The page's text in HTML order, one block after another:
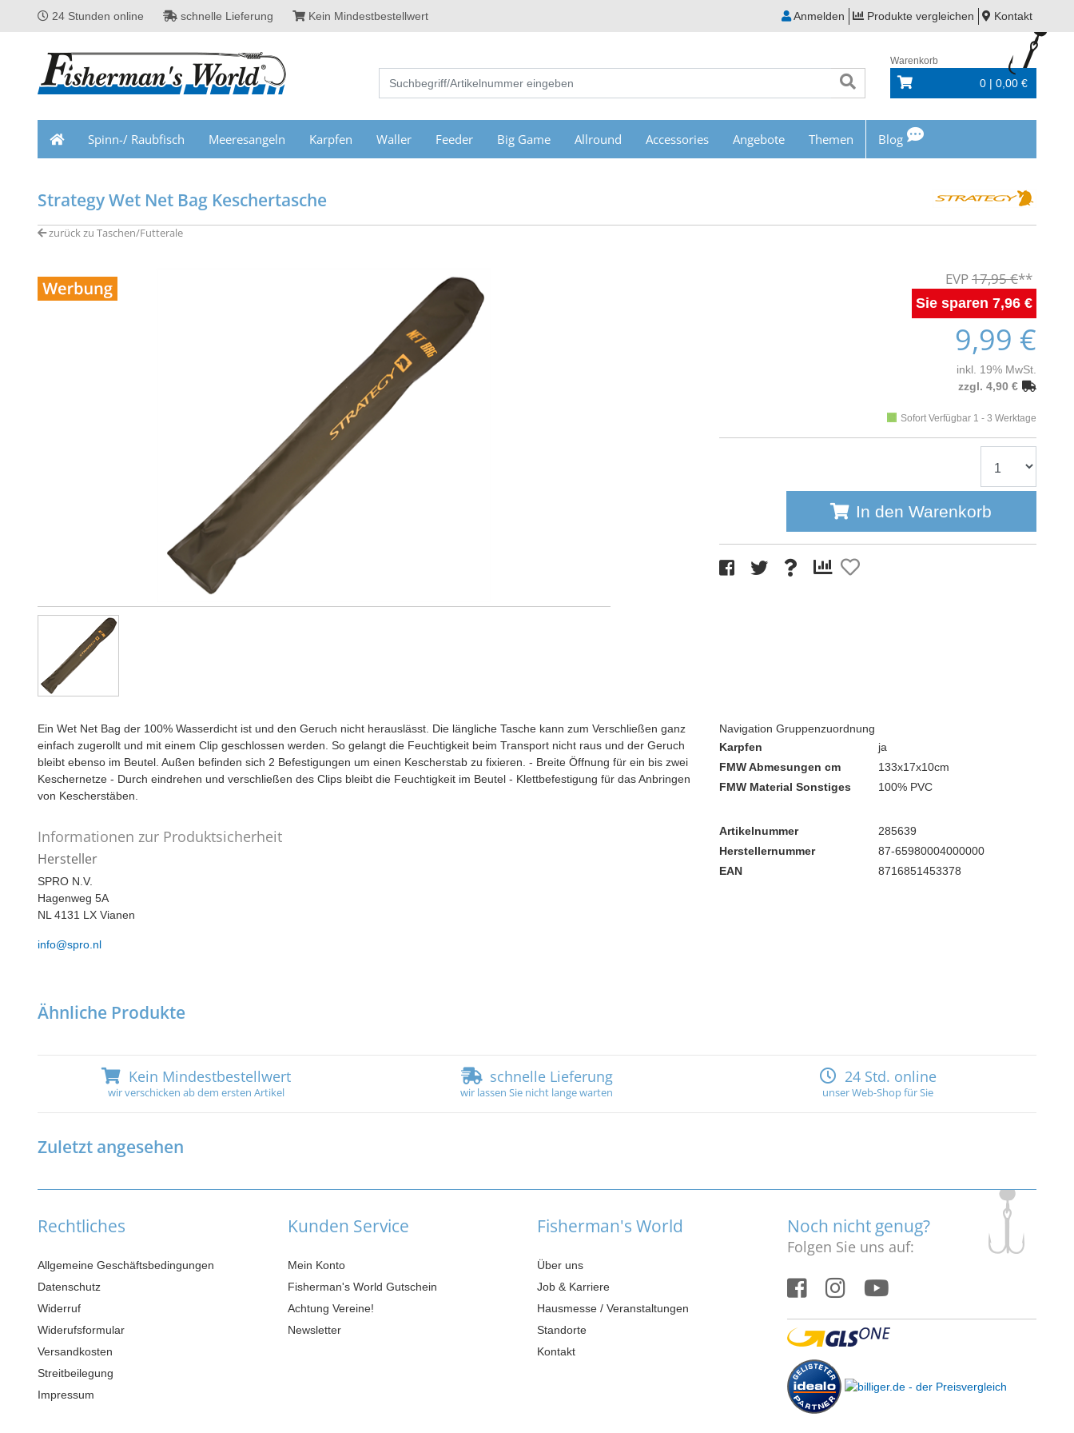
24 Stunden online schnelle Lieferung Kein Mindestbestellwert Anmelden Produkte vergleichen Kontakt
Warenkorb
0 | 0,00 €
Spinn-/ Raubfisch Meeresangeln Karpfen Waller Feeder Big Game Allround Accessories Angebote Themen Blog
Strategy Wet Net Bag Keschertasche
zurück zu Taschen/Futterale
17,95 €
7,96 €
9,99 €
inkl. 19% MwSt.
zzgl. 4,90 €
Sofort Verfügbar 1 - 3 Werktage
In den Warenkorb
Ein Wet Net Bag der 100% Wasserdicht ist und den Geruch nicht herauslässt. Die längliche Tasche kann zum Verschließen ganz
einfach zugerollt und mit einem Clip geschlossen werden. So gelangt die Feuchtigkeit beim Transport nicht raus und der Geruch
bleibt ebenso im Beutel. Außen befinden sich 2 Befestigungen um einen Kescherstab zu fixieren. - Breite Öffnung für ein bis zwei
Keschernetze - Durch eindrehen und verschließen des Clips bleibt die Feuchtigkeit im Beutel - Klettbefestigung für das Anbringen
von Kescherstäben.
Informationen zur Produktsicherheit
Hersteller
SPRO N.V.
Hagenweg 5A
NL 4131 LX Vianen
info@spro.nl
Navigation Gruppenzuordnung
Karpfen
ja
FMW Abmesungen cm
133x17x10cm
FMW Material Sonstiges
100% PVC
Artikelnummer
285639
Herstellernummer
87-65980004000000
EAN
8716851453378
Ähnliche Produkte
Kein Mindestbestellwert
wir verschicken ab dem ersten Artikel
schnelle Lieferung
wir lassen Sie nicht lange warten
24 Std. online
unser Web-Shop für Sie
Zuletzt angesehen
Rechtliches
Allgemeine Geschäftsbedingungen
Datenschutz
Widerruf
Widerufsformular
Versandkosten
Streitbeilegung
Impressum
Kunden Service
Mein Konto
Fisherman's World Gutschein
Achtung Vereine!
Newsletter
Fisherman's World
Über uns
Job & Karriere
Hausmesse / Veranstaltungen
Standorte
Kontakt
Noch nicht genug?
Folgen Sie uns auf: